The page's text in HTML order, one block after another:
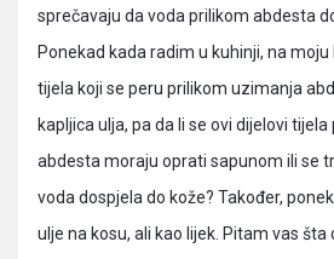
sprečavaju da voda prilikom abdesta
Ponekad kada radim u kuhinji, na
tijela koji se peru prilikom uzimanja
kapljica ulja, pa da li se ovi dijelovi
abdesta moraju oprati sapunom ili se
voda dospjela do kože? Također,
ulje na kosu, ali kao lijek. Pitam vas